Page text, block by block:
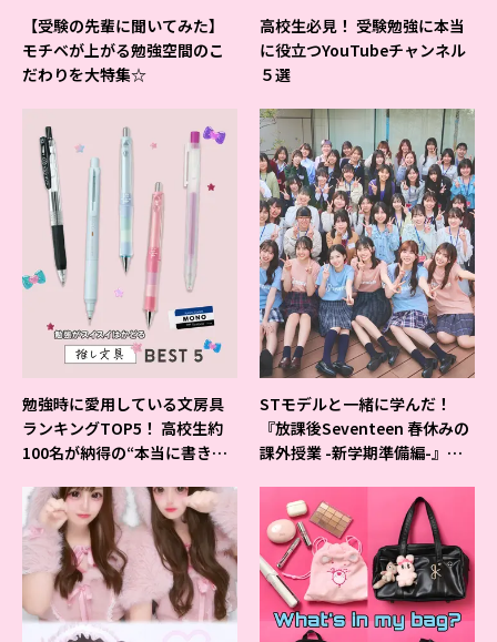
【受験の先輩に聞いてみた】
モチベが上がる勉強空間のこ
だわりを大特集☆
高校生必見！ 受験勉強に本当
に役立つYouTubeチャンネル
５選
勉強時に愛用している文房具
ランキングTOP5！ 高校生約
100名が納得の“本当に書きや
STモデルと一緒に学んだ！
『放課後Seventeen 春休みの
課外授業 -新学期準備編-』イ